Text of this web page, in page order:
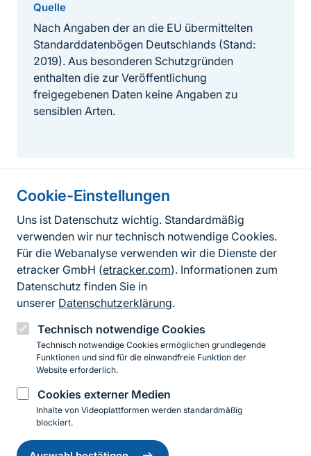
Cookie-Einstellungen
Uns ist Datenschutz wichtig. Standardmäßig
verwenden wir nur technisch notwendige Cookies.
Für die Webanalyse verwenden wir die Dienste der
etracker GmbH (etracker.com). Informationen zum
Datenschutz finden Sie in
unserer Datenschutzerklärung.
Technisch notwendige Cookies
Technisch notwendige Cookies ermöglichen grundlegende
Funktionen und sind für die einwandfreie Funktion der
Website erforderlich.
Cookies externer Medien
Inhalte von Videoplattformen werden standardmäßig
blockiert.
Einwilligung
Quelle
Nach Angaben der an die EU übermittelten
Standarddatenbögen Deutschlands (Stand:
2019). Aus besonderen Schutzgründen
enthalten die zur Veröffentlichung
freigegebenen Daten keine Angaben zu
sensiblen Arten.
Informationen zur Seite
FußzeileKontakt zum BfN
Kontaktformular
Erklärung zur Barrierefreiheit
Impressum
Datenschutz
InstagramFacebookYouTubeLinkedIn
© 2026 Bundesamt für Naturschutz